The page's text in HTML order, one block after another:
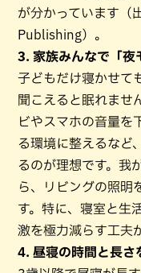
が分かっています（
Publishing）。
3. 家族みんなで「夜
子どもだけ寝かせて
聞こえると眠れませ
ビやスマホの音量を
る環境に整えるなど
るのが理想です。我
ら、リビングの照明
す。特に、寝室と生
激を極力減らす工夫
4. 昼寝の時間と長さ